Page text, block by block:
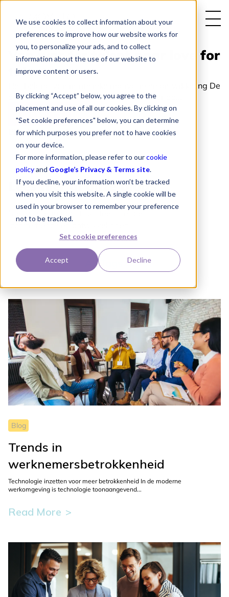
We use cookies to collect information about your
preferences to improve how our website works for
you, to personalize your ads, and to collect
information about the use of our website to
improve content or users.
By clicking “Accept” below, you agree to the
placement and use of all our cookies. By clicking on
"Set cookie preferences" below, you can determine
for which purposes you prefer not to have cookies
on your device.
For more information, please refer to ourcookie
policyand Google’s Privacy & Terms site.
If you decline, your information won’t be tracked
when you visit this website. A single cookie will be
used in your browser to remember your preference
not to be tracked.
Set cookie preferences
Accept Decline
Uitgelicht:
Van war for talent naar love for
talent
Het belang van intrinsieke motivatie en ontwikkeling De
arbeidsmarkt kraakt. In een wereld waar de...
Lees Meer >
Blog | Move To Happiness | mei 07, 2024
Lees hier al onze blogs
Nieuwsgierig naar ESG, lees hier de
All Tags Blog
Blog
Trends in
werknemersbetrokkenheid
Technologie inzetten voor meer betrokkenheid In de moderne
werkomgeving is technologie toonaangevend...
Read More
This
display